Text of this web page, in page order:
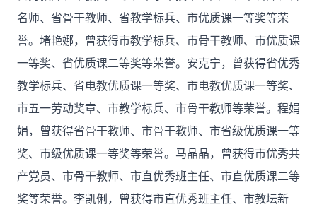
名师、省骨干教师、省教学标兵、市优质课一等奖等荣
誉。堵艳娜，曾获得市教学标兵、市骨干教师、市优质课
一等奖、省优质课二等奖等荣誉。安克宁，曾获得省优秀
教学标兵、省电教优质课一等奖、市电教优质课一等奖、
市五一劳动奖章、市教学标兵、市骨干教师等荣誉。程娟
娟，曾获得省骨干教师、市骨干教师、市省级优质课一等
奖、市级优质课一等奖等荣誉。马晶晶，曾获得市优秀共
产党员、市骨干教师、市直优秀班主任、市直优质课二等
奖等荣誉。李凯俐，曾获得市直优秀班主任、市教坛新